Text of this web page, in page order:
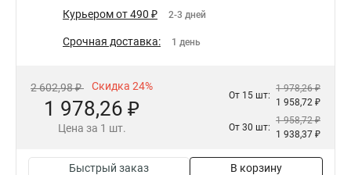
Курьером от 490 ₽ 2-3 дней
Срочная доставка: 1 день
2 602,98 ₽ Скидка 24%
1 978,26 ₽
Цена за 1 шт.
От 15 шт:
1 978,26 ₽
1 958,72 ₽
От 30 шт:
1 958,72 ₽
1 938,37 ₽
Быстрый заказ В корзину